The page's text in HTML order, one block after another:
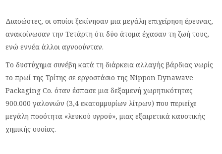
Διασώστες, οι οποίοι ξεκίνησαν μια μεγάλη επιχείρηση έρευνας,
ανακοίνωσαν την Τετάρτη ότι δύο άτομα έχασαν τη ζωή τους,
ενώ εννέα άλλοι αγνοούνταν.
Το δυστύχημα συνέβη κατά τη διάρκεια αλλαγής βάρδιας νωρίς
το πρωί της Τρίτης σε εργοστάσιο της Nippon Dynawave
Packaging Co. όταν έσπασε μια δεξαμενή χωρητικότητας
900.000 γαλονιών (3,4 εκατομμυρίων λίτρων) που περιείχε
μεγάλη ποσότητα «λευκού υγρού», μιας εξαιρετικά καυστικής
χημικής ουσίας.